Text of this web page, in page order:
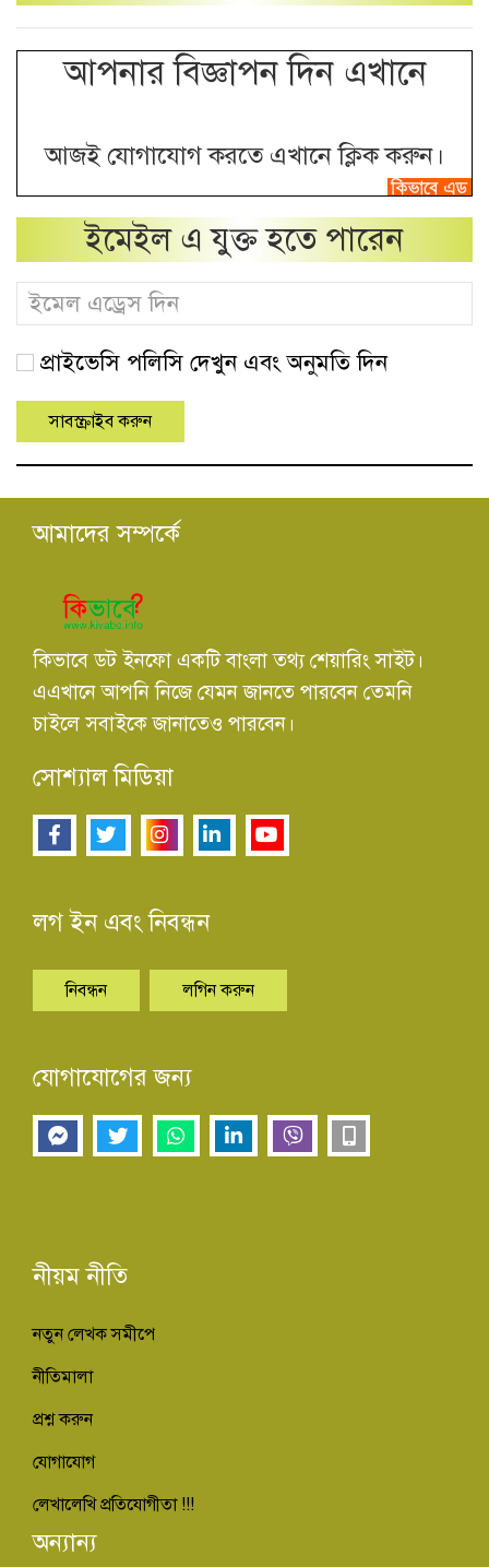
আপনার বিজ্ঞাপন দিন এখানে
আজই যোগাযোগ করতে এখানে ক্লিক করুন।
ইমেইল এ যুক্ত হতে পারেন
প্রাইভেসি পলিসি দেখুন এবং অনুমতি দিন
আমাদের সম্পর্কে
কিভাবে ডট ইনফো একটি বাংলা তথ্য শেয়ারিং সাইট।
এএখানে আপনি নিজে যেমন জানতে পারবেন তেমনি
চাইলে সবাইকে জানাতেও পারবেন।
সোশ্যাল মিডিয়া
লগ ইন এবং নিবন্ধন
নিবন্ধন লগিন করুন
যোগাযোগের জন্য
নীয়ম নীতি
নতুন লেখক সমীপে
নীতিমালা
প্রশ্ন করুন
যোগাযোগ
লেখালেখি প্রতিযোগীতা !!!
অন্যান্য